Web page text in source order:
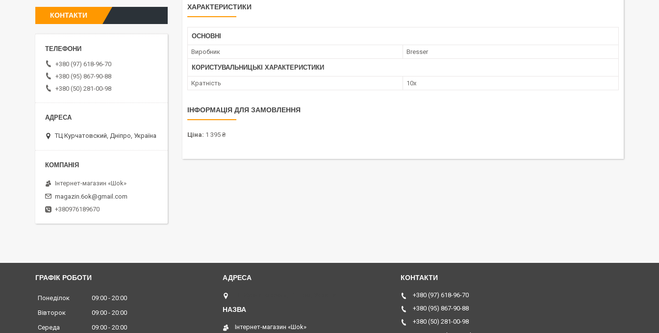
ХАРАКТЕРИСТИКИ
ОСНОВНІ
Виробник Bresser
КОРИСТУВАЛЬНИЦЬКІ ХАРАКТЕРИСТИКИ
Кратність 10x
ІНФОРМАЦІЯ ДЛЯ ЗАМОВЛЕННЯ
Ціна: 1 395 ₴
КОНТАКТИ
+380 (97) 618-96-70
+380 (95) 867-90-88
+380 (50) 281-00-98
ТЦ Курчатовский, Дніпро, Україна
Інтернет-магазин «Шоk»
magazin.6ok@gmail.com
+380976189670
ГРАФІК РОБОТИ
Понеділок 09:00
20:00
Вівторок
09:00
20:00
Середа
09:00 20:00 Інтернет-магазин «Шоk»
+380 (97) 618-96-70
+380 (95) 867-90-88
+380 (50) 281-00-98